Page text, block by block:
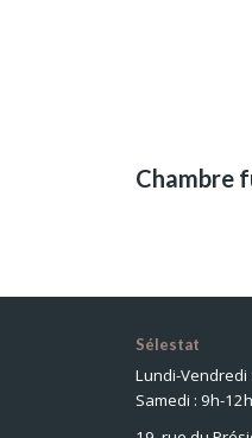
Chambre
Sélestat
Lundi-
Samedi : 9h-